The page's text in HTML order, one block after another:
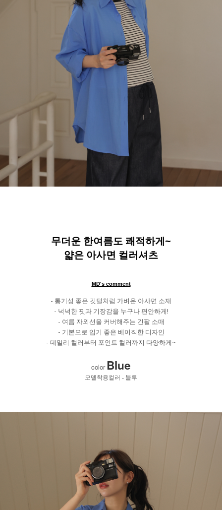
무더운 한여름도 쾌적하게~
얇은 아사면 컬러셔츠
MD's comment
- 통기성 좋은 깃털처럼 가벼운 아사면 소재
- 넉넉한 핏과 기장감을 누구나 편안하게!
- 여름 자외선을 커버해주는 긴팔 소매
- 기본으로 입기 좋은 베이직한 디자인
- 데일리 컬러부터 포인트 컬러까지 다양하게~
color Blue
모델착용컬러 - 블루